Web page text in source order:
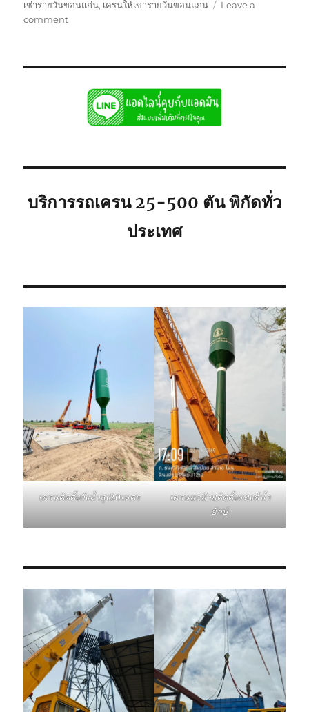
เช่ารายวันขอนแก่น, เครนให้เข่ารายวันขอนแก่น
Leave a
commenton
บริการรถเครน 25-500 ตัน พิกัดทั่ว
ประเทศ
เครนติดตั้งถังน้ำสูง20เมตร
เครนยกย้ายติดตั้งแทงค์น้ำ
ยักษ์